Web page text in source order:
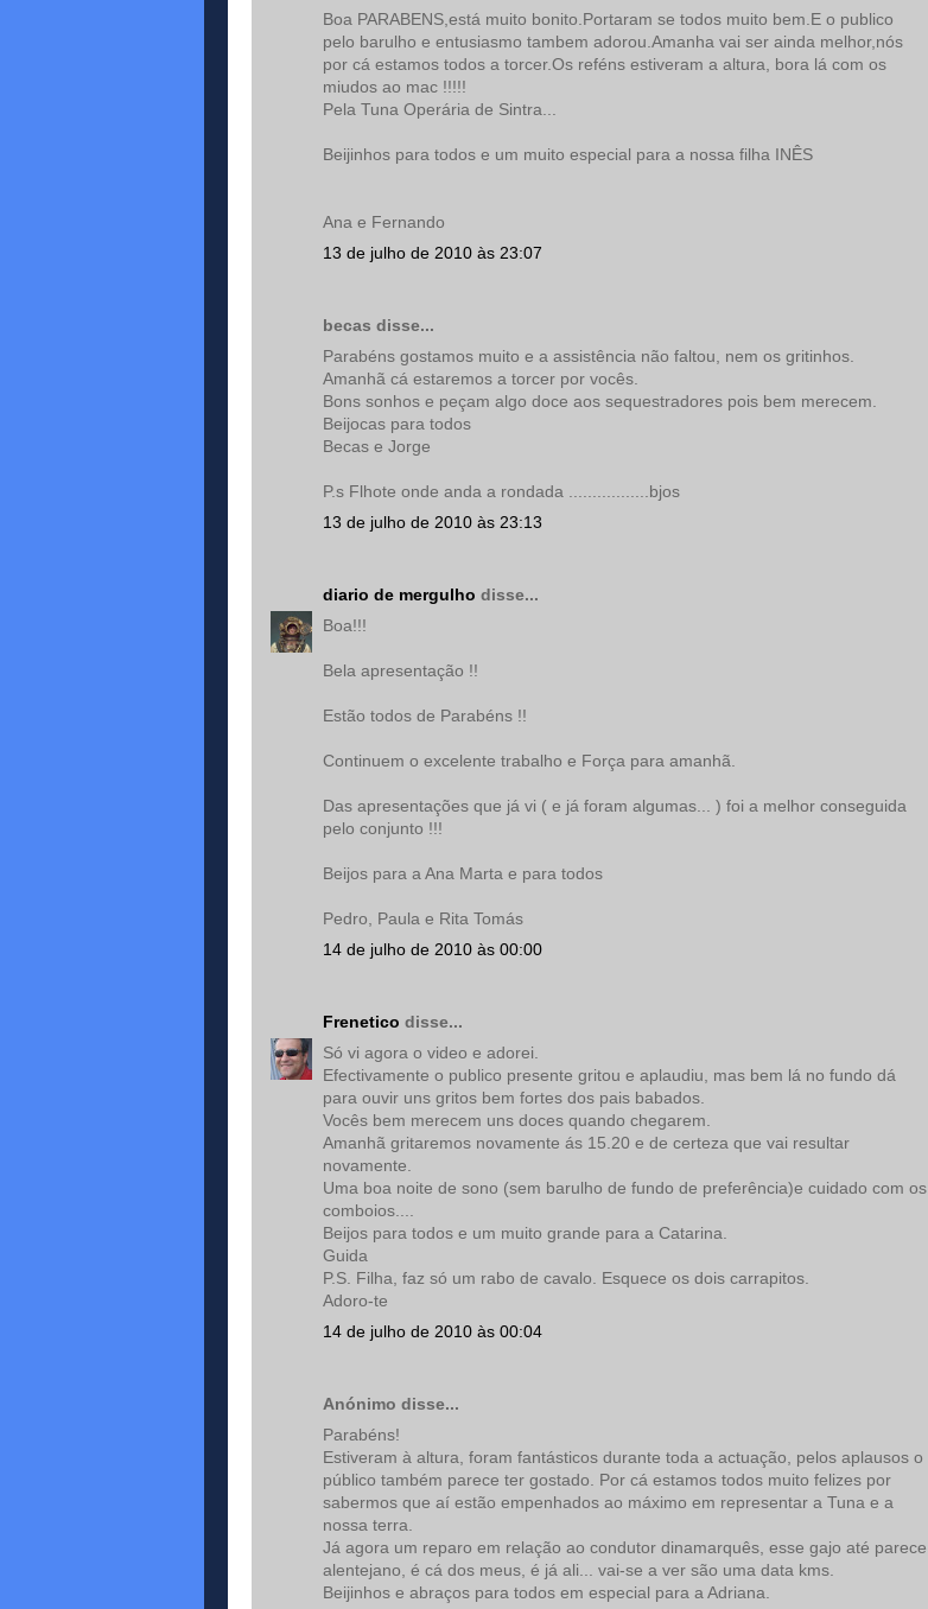
Boa PARABENS,está muito bonito.Portaram se todos muito bem.E o publico
pelo barulho e entusiasmo tambem adorou.Amanha vai ser ainda melhor,nós
por cá estamos todos a torcer.Os reféns estiveram a altura, bora lá com os
miudos ao mac !!!!!
Pela Tuna Operária de Sintra...
Beijinhos para todos e um muito especial para a nossa filha INÊS
Ana e Fernando
13 de julho de 2010 às 23:07
becas disse...
Parabéns gostamos muito e a assistência não faltou, nem os gritinhos.
Amanhã cá estaremos a torcer por vocês.
Bons sonhos e peçam algo doce aos sequestradores pois bem merecem.
Beijocas para todos
Becas e Jorge
P.s Flhote onde anda a rondada .................bjos
13 de julho de 2010 às 23:13
diario de mergulho disse...
Boa!!!
Bela apresentação !!
Estão todos de Parabéns !!
Continuem o excelente trabalho e Força para amanhã.
Das apresentações que já vi ( e já foram algumas... ) foi a melhor conseguida
pelo conjunto !!!
Beijos para a Ana Marta e para todos
Pedro, Paula e Rita Tomás
14 de julho de 2010 às 00:00
Frenetico disse...
Só vi agora o video e adorei.
Efectivamente o publico presente gritou e aplaudiu, mas bem lá no fundo dá
para ouvir uns gritos bem fortes dos pais babados.
Vocês bem merecem uns doces quando chegarem.
Amanhã gritaremos novamente ás 15.20 e de certeza que vai resultar
novamente.
Uma boa noite de sono (sem barulho de fundo de preferência)e cuidado com os
comboios....
Beijos para todos e um muito grande para a Catarina.
Guida
P.S. Filha, faz só um rabo de cavalo. Esquece os dois carrapitos.
Adoro-te
14 de julho de 2010 às 00:04
Anónimo disse...
Parabéns!
Estiveram à altura, foram fantásticos durante toda a actuação, pelos aplausos o
público também parece ter gostado. Por cá estamos todos muito felizes por
sabermos que aí estão empenhados ao máximo em representar a Tuna e a
nossa terra.
Já agora um reparo em relação ao condutor dinamarquês, esse gajo até parece
alentejano, é cá dos meus, é já ali... vai-se a ver são uma data kms.
Beijinhos e abraços para todos em especial para a Adriana.